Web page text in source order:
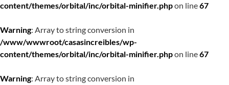
content/themes/orbital/inc/orbital-minifier.phpon line67
Warning: Array to string conversion in
/www/wwwroot/casasincreibles/wp-
content/themes/orbital/inc/orbital-minifier.phpon line67
Warning: Array to string conversion in